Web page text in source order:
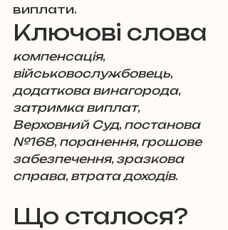
виплати.
Ключові слова
компенсація,
військовослужбовець,
додаткова винагорода,
затримка виплат,
Верховний Суд, постанова
№168, поранення, грошове
забезпечення, зразкова
справа, втрата доходів.
Що сталося?